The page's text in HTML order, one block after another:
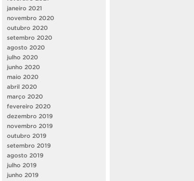
janeiro 2021
novembro 2020
outubro 2020
setembro 2020
agosto 2020
julho 2020
junho 2020
maio 2020
abril 2020
março 2020
fevereiro 2020
dezembro 2019
novembro 2019
outubro 2019
setembro 2019
agosto 2019
julho 2019
junho 2019